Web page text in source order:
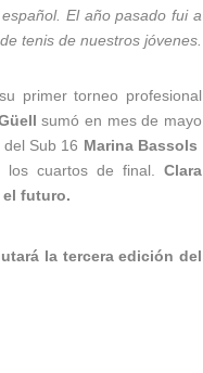
El año pasado fui a
tenis de nuestros jóvenes.
primer torneo profesional
sumó en mes de mayo
Sub 16 Marina Bassols
los cuartos de final. Clara
el futuro.
la tercera edición del